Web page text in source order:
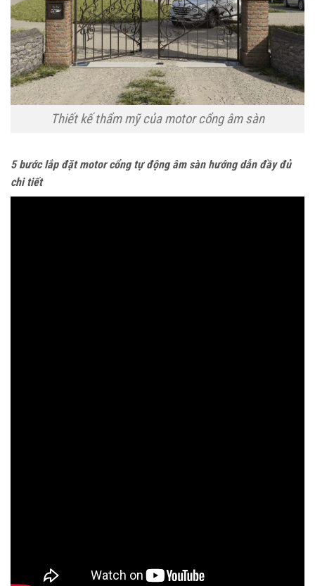
Thiết kế thẩm mỹ của motor cổng âm sàn
5 bước lắp đặt motor cổng tự động âm sàn hướng dẫn đầy đủ
chi tiết